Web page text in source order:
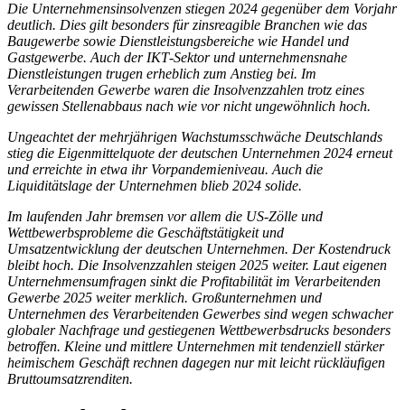
Die Unternehmensinsolvenzen stiegen 2024 gegenüber dem Vorjahr
deutlich. Dies gilt besonders für zinsreagible Branchen wie das
Baugewerbe sowie Dienstleistungsbereiche wie Handel und
Gastgewerbe. Auch der IKT-Sektor und unternehmensnahe
Dienstleistungen trugen erheblich zum Anstieg bei. Im
Verarbeitenden Gewerbe waren die Insolvenzzahlen trotz eines
gewissen Stellenabbaus nach wie vor nicht ungewöhnlich hoch.
Ungeachtet der mehrjährigen Wachstumsschwäche Deutschlands
stieg die Eigenmittelquote der deutschen Unternehmen 2024 erneut
und erreichte in etwa ihr Vorpandemieniveau. Auch die
Liquiditätslage der Unternehmen blieb 2024 solide.
Im laufenden Jahr bremsen vor allem die US-Zölle und
Wettbewerbsprobleme die Geschäftstätigkeit und
Umsatzentwicklung der deutschen Unternehmen. Der Kostendruck
bleibt hoch. Die Insolvenzzahlen steigen 2025 weiter. Laut eigenen
Unternehmensumfragen sinkt die Profitabilität im Verarbeitenden
Gewerbe 2025 weiter merklich. Großunternehmen und
Unternehmen des Verarbeitenden Gewerbes sind wegen schwacher
globaler Nachfrage und gestiegenen Wettbewerbsdrucks besonders
betroffen. Kleine und mittlere Unternehmen mit tendenziell stärker
heimischem Geschäft rechnen dagegen nur mit leicht rückläufigen
Bruttoumsatzrenditen.